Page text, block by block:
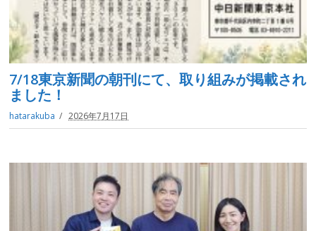
7/18東京新聞の朝刊にて、取り組みが掲載され
ました！
hatarakuba 2026年7月17日